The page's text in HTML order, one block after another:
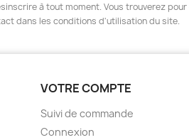
à tout moment. Vous trouverez pour
dans les conditions d'utilisation du site.
VOTRE COMPTE
Suivi de commande
Connexion